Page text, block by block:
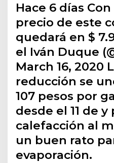
Hace 6 días
precio de este
quedará en $
el Iván Duque
March 16, 2020
reducción se
107 pesos por
desde el 11 de
calefacción al
un buen rato
evaporación.